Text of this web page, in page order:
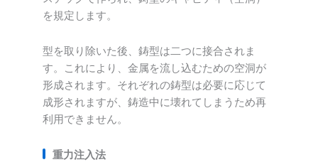
を規定します。
型を取り除いた後、鋳型は二つに接合されま
す。これにより、金属を流し込むための空洞が
形成されます。それぞれの鋳型は必要に応じて
成形されますが、鋳造中に壊れてしまうため再
利用できません。
重力注入法